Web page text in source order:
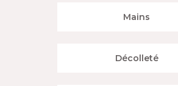
Mains
Décolleté